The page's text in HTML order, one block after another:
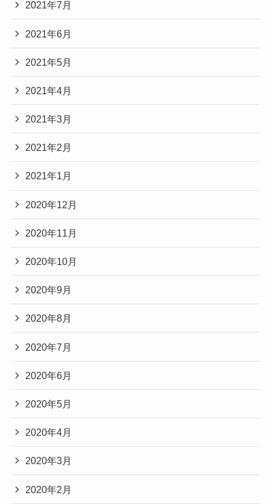
2021年7月
2021年6月
2021年5月
2021年4月
2021年3月
2021年2月
2021年1月
2020年12月
2020年11月
2020年10月
2020年9月
2020年8月
2020年7月
2020年6月
2020年5月
2020年4月
2020年3月
2020年2月